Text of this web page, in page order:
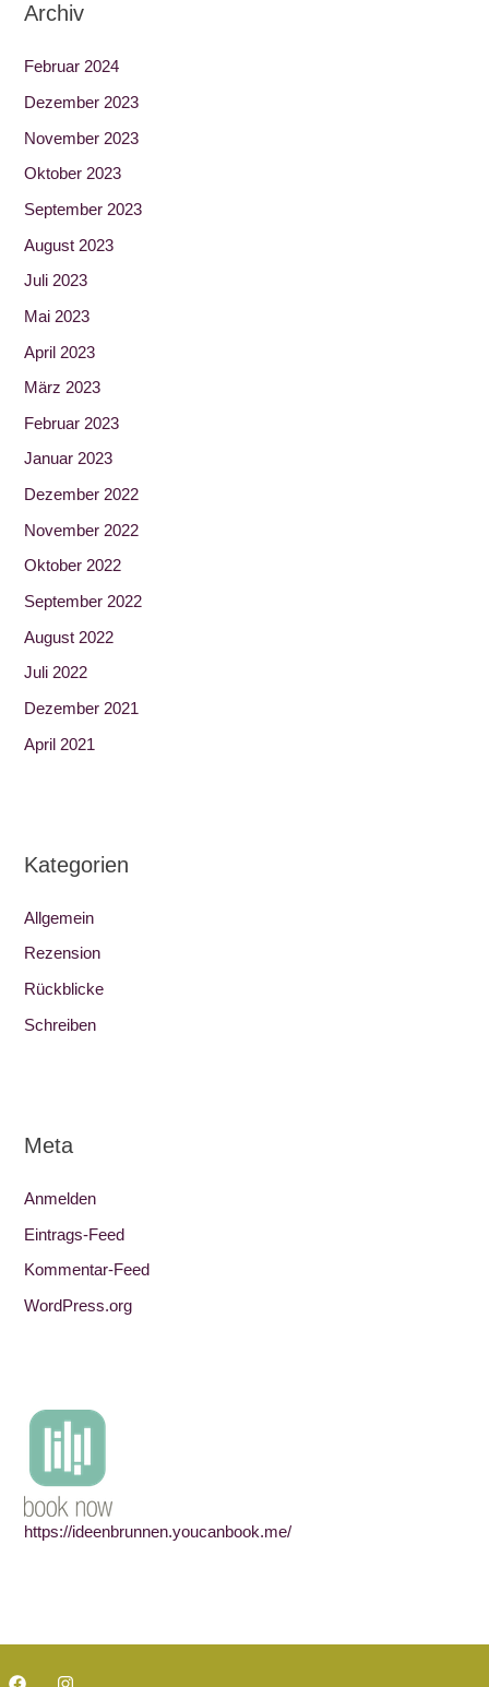
Archiv
Februar 2024
Dezember 2023
November 2023
Oktober 2023
September 2023
August 2023
Juli 2023
Mai 2023
April 2023
März 2023
Februar 2023
Januar 2023
Dezember 2022
November 2022
Oktober 2022
September 2022
August 2022
Juli 2022
Dezember 2021
April 2021
Kategorien
Allgemein
Rezension
Rückblicke
Schreiben
Meta
Anmelden
Eintrags-Feed
Kommentar-Feed
WordPress.org
https://ideenbrunnen.youcanbook.me/